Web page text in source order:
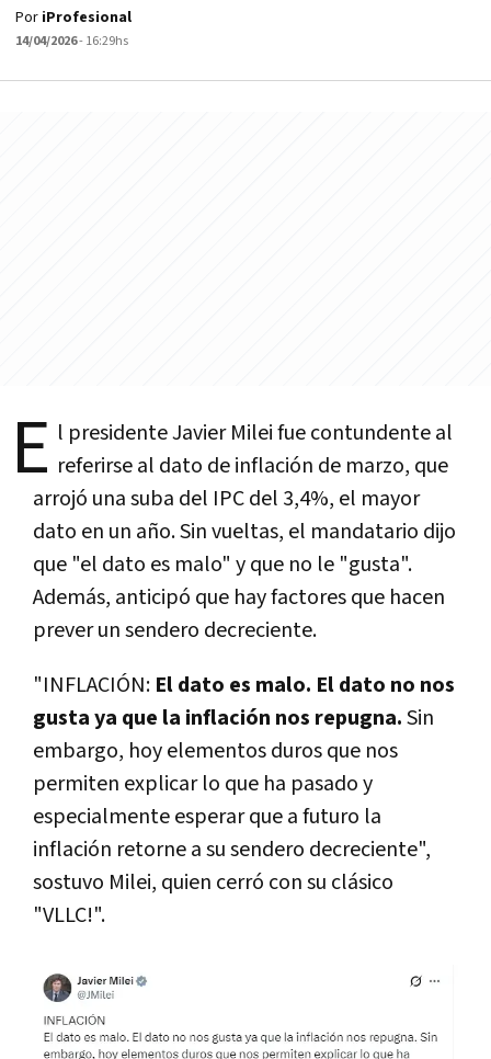
Por iProfesional
14/04/2026- 16:29hs
E l presidente Javier Milei fue contundente al
referirse al dato de inflación de marzo, que
arrojó una suba del IPC del 3,4%, el mayor
dato en un año. Sin vueltas, el mandatario dijo
que "el dato es malo" y que no le "gusta".
Además, anticipó que hay factores que hacen
prever un sendero decreciente.
"INFLACIÓN: El dato es malo. El dato no nos
gusta ya que la inflación nos repugna.Sin
embargo, hoy elementos duros que nos
permiten explicar lo que ha pasado y
especialmente esperar que a futuro la
inflación retorne a su sendero decreciente",
sostuvo Milei, quien cerró con su clásico
"VLLC!".